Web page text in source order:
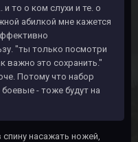
то о ком слухи и те. о
абилкой мне кажется
"ты только посмотри
важно это сохранить."
Потому что набор
- тоже будут на
насажать ножей,